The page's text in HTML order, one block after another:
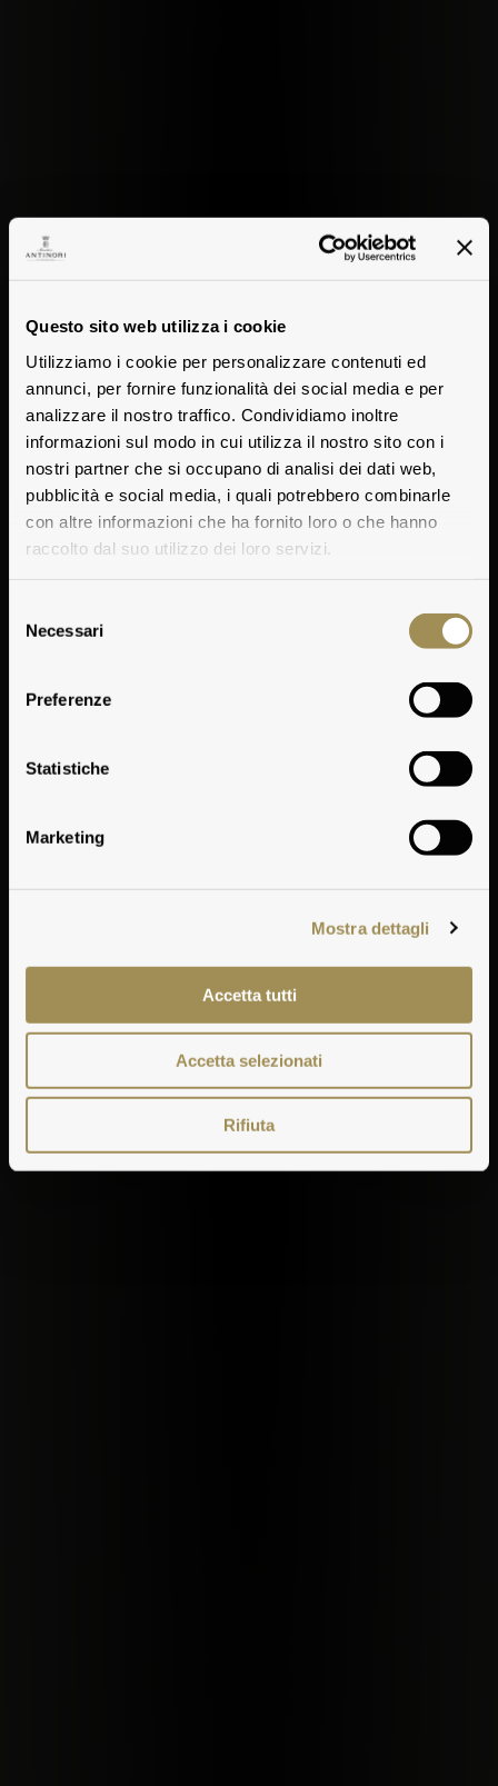
Questo sito web utilizza i cookie
Utilizziamo i cookie per personalizzare contenuti ed
annunci, per fornire funzionalità dei social media e per
analizzare il nostro traffico. Condividiamo inoltre
informazioni sul modo in cui utilizza il nostro sito con i
nostri partner che si occupano di analisi dei dati web,
pubblicità e social media, i quali potrebbero combinarle
con altre informazioni che ha fornito loro o che hanno
raccolto dal suo utilizzo dei loro servizi.
delNecessari
Preferenze
Statistiche
Marketing
Mostra dettagli
Accetta tutti
Accetta selezionati
Rifiuta
Una lettera simbolo